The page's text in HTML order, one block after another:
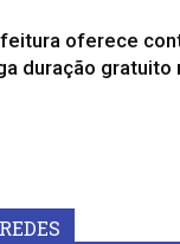
oferece
duração gratuito